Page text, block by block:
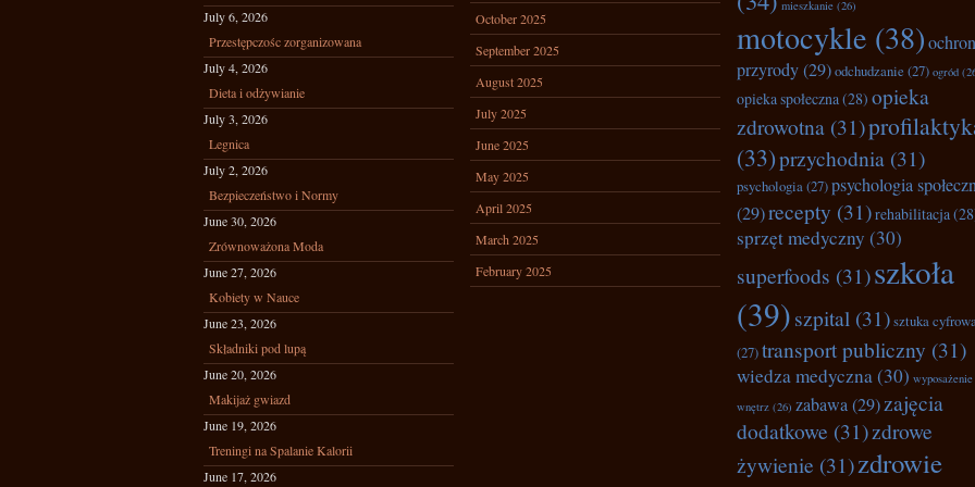
July 6, 2026
Przestępczośc zorganizowana
July 4, 2026
Dieta i odżywianie
July 3, 2026
Legnica
July 2, 2026
Bezpieczeństwo i Normy
June 30, 2026
Zrównoważona Moda
June 27, 2026
Kobiety w Nauce
June 23, 2026
Składniki pod lupą
June 20, 2026
Makijaż gwiazd
June 19, 2026
Treningi na Spalanie Kalorii
June 17, 2026
October 2025
September 2025
August 2025
July 2025
June 2025
May 2025
April 2025
March 2025
February 2025
mieszkanie (26)
motocykle (38)
przyrody(29)odchudzanie (27) ogród
opieka społeczna(28) opieka
zdrowotna (31)
(33)przychodnia (31)
psychologia(27)psychologia
(29)recepty (31)rehabilitacja
sprzęt medyczny (30)
superfoods (31)szkoła
(39)szpital (31)sztuka
(27)transport publiczny (31)
wiedza medyczna(30) wyposażenie
wnętrz (26) zabawa(29)zajęcia
dodatkowe (31)zdrowe
żywienie (31)zdrowie